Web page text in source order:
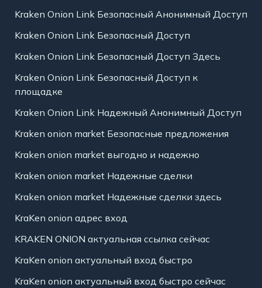
Kraken Onion Link Безопасный Анонимный Доступ
Kraken Onion Link Безопасный Доступ
Kraken Onion Link Безопасный Доступ Здесь
Kraken Onion Link Безопасный Доступ к
площадке
Kraken Onion Link Надежный Анонимный Доступ
Kraken onion market Безопасные предложения
Kraken onion market выгодно и надежно
Kraken onion market Надежные сделки
Kraken onion market Надежные сделки здесь
KraKen onion адрес вход
KRAKEN ONION актуальная ссылка сейчас
KraKen onion актуальный вход быстро
KraKen onion актуальный вход быстро сейчас